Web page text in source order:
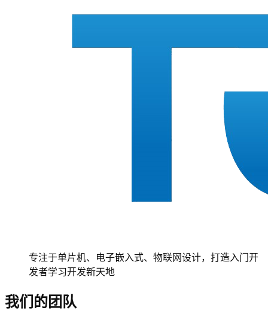
专注于单片机、电子嵌入式、物联网设计，打造入门开
发者学习开发新天地
我们的团队